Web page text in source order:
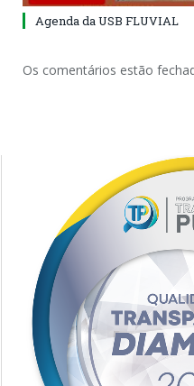
Agenda da USB FLUVIAL
Os comentários estão